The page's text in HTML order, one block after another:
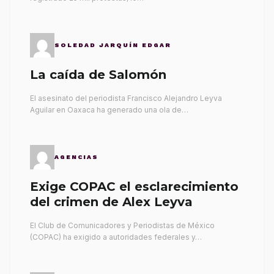
SOLEDAD JARQUÍN EDGAR
La caída de Salomón
El asesinato del periodista Francisco Alejandro Leyva
Aguilar en Oaxaca ha generado una ola de…
AGENCIAS
Exige COPAC el esclarecimiento
del crimen de Alex Leyva
El Club de Comunicadores y Periodistas de México
(COPAC) ha exigido a autoridades federales y…